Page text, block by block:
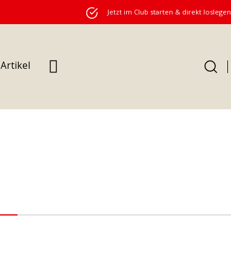
Jetzt im Club starten & direkt loslegen
Artikel